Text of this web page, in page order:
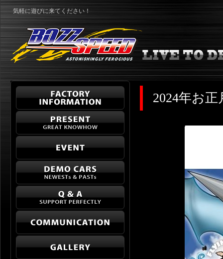
気軽に遊びに来てください！
2024年お正